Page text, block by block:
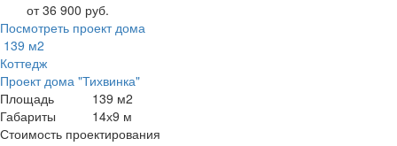
от 36 900 руб.
Посмотреть проект дома
139 м2
Коттедж
Проект дома "Тихвинка"
Площадь
139 м2
Габариты
14х9 м
Стоимость проектирования